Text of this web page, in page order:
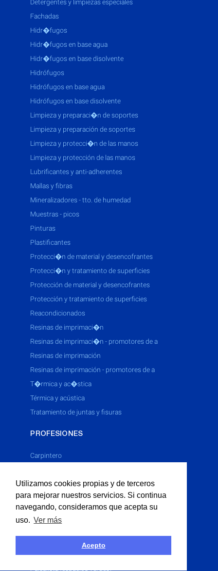
Utilizamos cookies propias y de terceros
para mejorar nuestros servicios. Si continua
navegando, consideramos que acepta su
uso. Ver más
Acepto
detergentes y limpiezas especiales
fachadas
hidr�fugos
hidr�fugos en base agua
hidr�fugos en base disolvente
hidrófugos
hidrófugos en base agua
hidrófugos en base disolvente
limpieza y preparaci�n de soportes
limpieza y preparación de soportes
limpieza y protecci�n de las manos
limpieza y protección de las manos
lubrificantes y anti-adherentes
mallas y fibras
mineralizadores - tto. de humedad
muestras - picos
pinturas
plastificantes
protecci�n de material y desencofrantes
protecci�n y tratamiento de superficies
protección de material y desencofrantes
protección y tratamiento de superficies
reacondicionados
resinas de imprimaci�n
resinas de imprimaci�n - promotores de a
resinas de imprimación
resinas de imprimación - promotores de a
t�rmica y ac�stica
térmica y acústica
tratamiento de juntas y fisuras
PROFESIONES
Carpintero
Electricista
Fontanero
Limpieza Industrial
Multiservicios
Obras Públicas